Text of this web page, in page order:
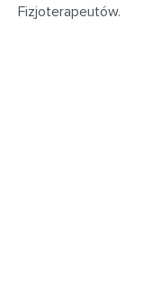
Fizjoterapeutów.